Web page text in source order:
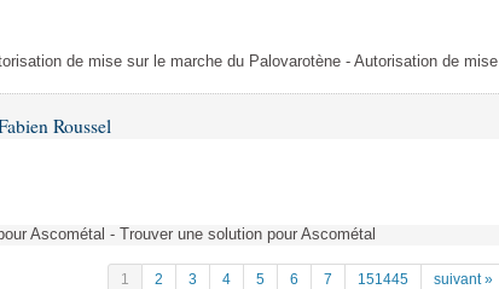
de mise sur le marche du Palovarotène - Autorisation de mise
Roussel
Ascométal - Trouver une solution pour Ascométal
1 2 3 4 5 6 7 151445 suivant »